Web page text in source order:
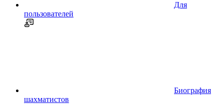
Для
пользователей
Биография
шахматистов